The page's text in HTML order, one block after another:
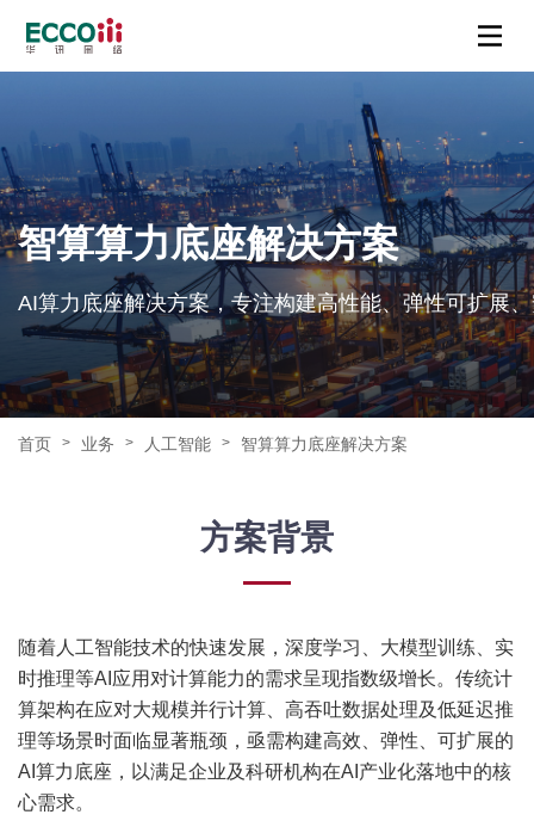
智算算力底座解决方案
AI算力底座解决方案，专注构建高性能、弹性可扩展
首页 > 业务 > 人工智能 > 智算算力底座解决方案
方案背景
随着人工智能技术的快速发展，深度学习、大模型训练、实
时推理等AI应用对计算能力的需求呈现指数级增长。传统计
算架构在应对大规模并行计算、高吞吐数据处理及低延迟推
理等场景时面临显著瓶颈，亟需构建高效、弹性、可扩展的
AI算力底座，以满足企业及科研机构在AI产业化落地中的核
心需求。